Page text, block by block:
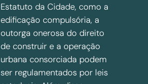
Estatuto da Cidade, como a
edificação compulsória, a
outorga onerosa do direito
de construir e a operação
urbana consorciada podem
ser regulamentados por leis